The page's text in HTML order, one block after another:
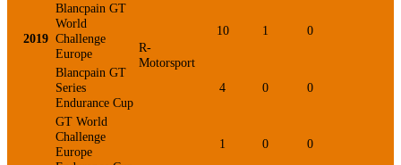
2019
Blancpain GT
World
Challenge
Europe
R-
Motorsport
10 1 0
Blancpain GT
Series
Endurance Cup
4 0 0
GT World
Challenge
Europe
1 0 0